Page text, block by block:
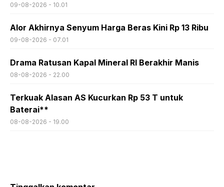
09-08-2026 - 10.01
Alor Akhirnya Senyum Harga Beras Kini Rp 13 Ribu
09-08-2026 - 07.01
Drama Ratusan Kapal Mineral RI Berakhir Manis
08-08-2026 - 22.00
Terkuak Alasan AS Kucurkan Rp 53 T untuk
Baterai**
08-08-2026 - 19.00